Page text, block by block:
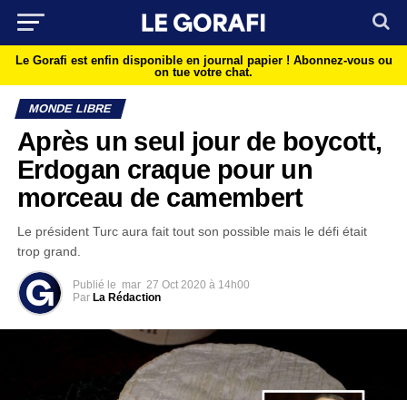
Le Gorafi est enfin disponible en journal papier ! Abonnez-vous ou
on tue votre chat.
MONDE LIBRE
Après un seul jour de boycott,
Erdogan craque pour un
morceau de camembert
Le président Turc aura fait tout son possible mais le défi était
trop grand.
Publié le mar 27 Oct 2020 à 14h00
Par La Rédaction